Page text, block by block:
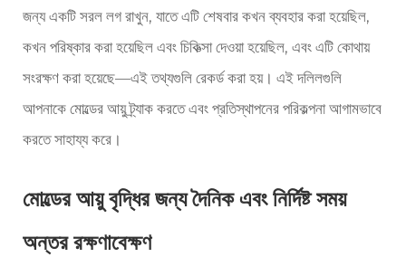
জন্য একটি সরল লগ রাখুন, যাতে এটি শেষবার কখন ব্যবহার করা হয়েছিল,
কখন পরিষ্কার করা হয়েছিল এবং চিকিত্সা দেওয়া হয়েছিল, এবং এটি কোথায়
সংরক্ষণ করা হয়েছে—এই তথ্যগুলি রেকর্ড করা হয়। এই দলিলগুলি
আপনাকে মোল্ডের আয়ু ট্র্যাক করতে এবং প্রতিস্থাপনের পরিকল্পনা আগামভাবে
করতে সাহায্য করে।
মোল্ডের আয়ু বৃদ্ধির জন্য দৈনিক এবং নির্দিষ্ট সময়
অন্তর রক্ষণাবেক্ষণ